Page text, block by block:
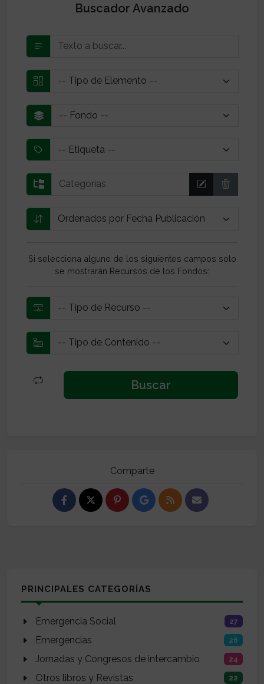
Buscador Avanzado
Si selecciona alguno de los siguientes campos solo
se mostrarán Recursos de los Fondos:
Comparte
PRINCIPALES CATEGORÍAS
Emergencia Social 27
Emergencias 26
Jornadas y Congresos de intercambio 24
Otros libros y Revistas 22